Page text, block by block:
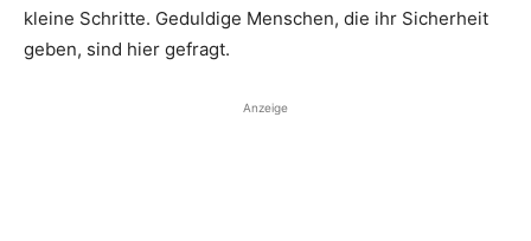
kleine Schritte. Geduldige Menschen, die ihr Sicherheit
geben, sind hier gefragt.
Anzeige